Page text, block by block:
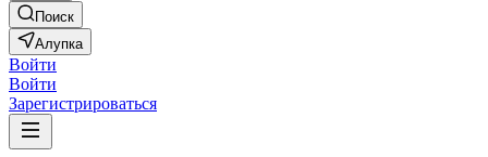
Поиск
Алупка
Войти
Войти
Зарегистрироваться